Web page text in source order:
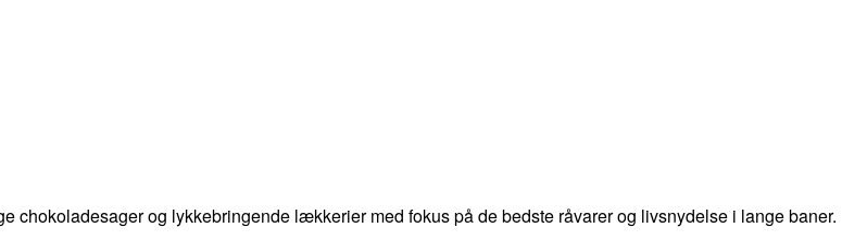
chokoladesager og lykkebringende lækkerier med fokus på de bedste råvarer og livsnydelse i lange baner.